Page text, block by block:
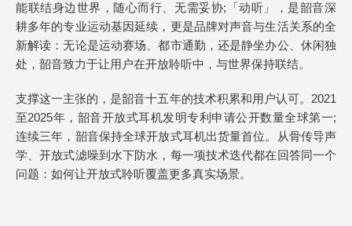
能联结身边世界，随心而行、无需妥协;「动听」，是韶音深
耕多年的专业运动基因延续，更是品牌对声音与生活关系的全
新解读：无论是运动赛场、都市通勤，还是静坐办公、休闲独
处，韶音致力于让用户在开放聆听中，与世界保持联结。
支撑这一主张的，是韶音十五年的技术积累和用户认可。2021
至2025年，韶音开放式耳机发明专利申请公开数量全球第一;
连续三年，韶音保持全球开放式耳机出货量首位。从骨传导声
学、开放式滤噪到水下防水，每一项技术迭代都在回答同一个
问题：如何让开放式聆听覆盖更多真实场景。